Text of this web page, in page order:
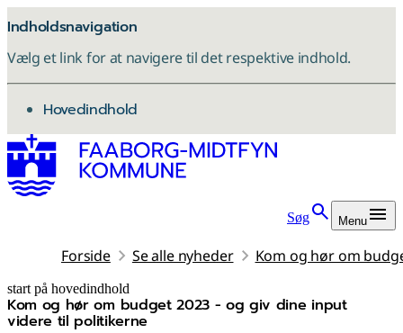
Indholdsnavigation
Vælg et link for at navigere til det respektive indhold.
gå til
Hovedindhold
Søg Menu
Forside Se alle nyheder Kom og hør om
start på hovedindhold
Kom og hør om budget 2023 - og giv dine input
videre til politikerne
senest opdateret 18. november 2025